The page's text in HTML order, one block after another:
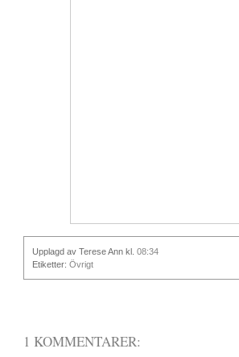
Upplagd av Terese Ann kl. 08:34
Etiketter: Övrigt
1 KOMMENTARER: